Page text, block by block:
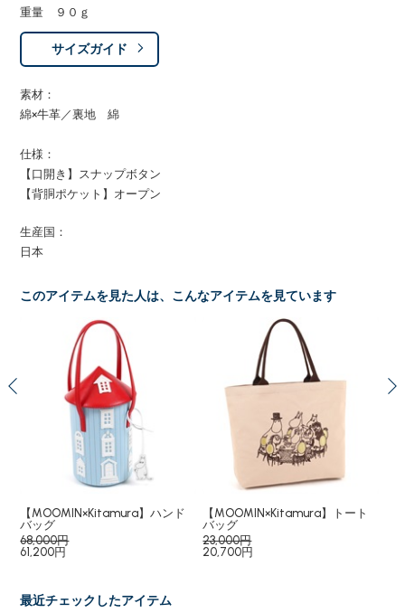
重量 ９０ｇ
サイズガイド
素材：
綿×牛革／裏地 綿
仕様：
【口開き】スナップボタン
【背胴ポケット】オープン
生産国：
日本
このアイテムを見た人は、こんなアイテムを見ています
【MOOMIN×Kitamura】ハンド
バッグ
68,000円
61,200円
【MOOMIN×Kitamura】トート
バッグ
23,000円
20,700円
最近チェックしたアイテム